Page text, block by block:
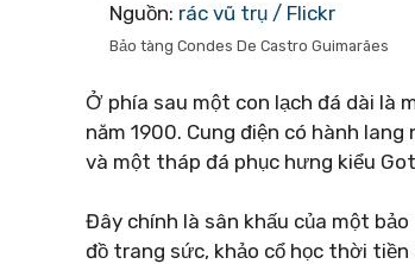
Nguồn: rác vũ trụ / Flickr
Bảo tàng Condes De Castro Guimarães
Ở phía sau một con lạch đá dài là
năm 1900. Cung điện có hành
và một tháp đá phục hưng kiểu
Đây chính là sân khấu của một
đồ trang sức, khảo cổ học thời